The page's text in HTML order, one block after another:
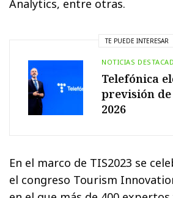
Analytics, entre otras.
TE PUEDE INTERESAR
NOTICIAS
Telefónica
previsión
2026
En el marco de TIS2023 se
el congreso Tourism